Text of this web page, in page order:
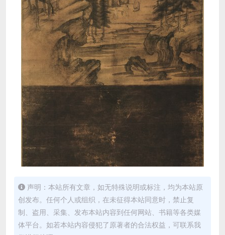
声明：本站所有文章，如无特殊说明或标注，均为本站原
创发布。任何个人或组织，在未征得本站同意时，禁止复
制、盗用、采集、发布本站内容到任何网站、书籍等各类媒
体平台。如若本站内容侵犯了原著者的合法权益，可联系我